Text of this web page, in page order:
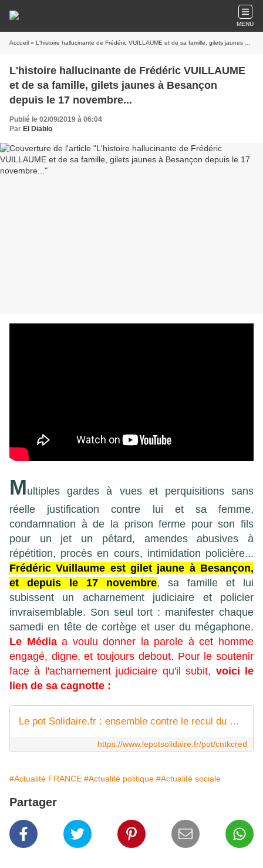
MENU
Accueil » L'histoire hallucinante de Frédéric VUILLAUME et de sa famille, gilets jaunes à Besançon depuis le 17 novembre...
L'histoire hallucinante de Frédéric VUILLAUME
et de sa famille, gilets jaunes à Besançon
depuis le 17 novembre...
Publié le 02/09/2019 à 06:04
Par El Diablo
Multiples gardes à vues et perquisitions sans
réelle justification contre lui et sa femme,
condamnation à de la prison ferme pour son fils
pour un jet un pétard, amendes abusives à
répétition, procès en cours, intimidation policière...
Frédéric Vuillaume est gilet jaune à Besançon,
et depuis le 17 novembre, sa famille et lui
subissent un acharnement judiciaire et policier
invraisemblable. Son seul tort : manifester chaque
samedi en tête de cortège et user du mégaphone.
Le Médiaa voulu donner la parole à cet homme
engagé, digne, et toujours debout. Pour le soutenir
face à l'acharnement judiciaire qu'il subit, voici le
lien de sa cagnotte :
Le pot Solidaire.fr : ensemble contre le recul du droit de manifester
https://www.lepotsolidaire.fr/pot/cntkcred
#Actualité FRANCE #Actualité politique #Actualité sociale
Partager